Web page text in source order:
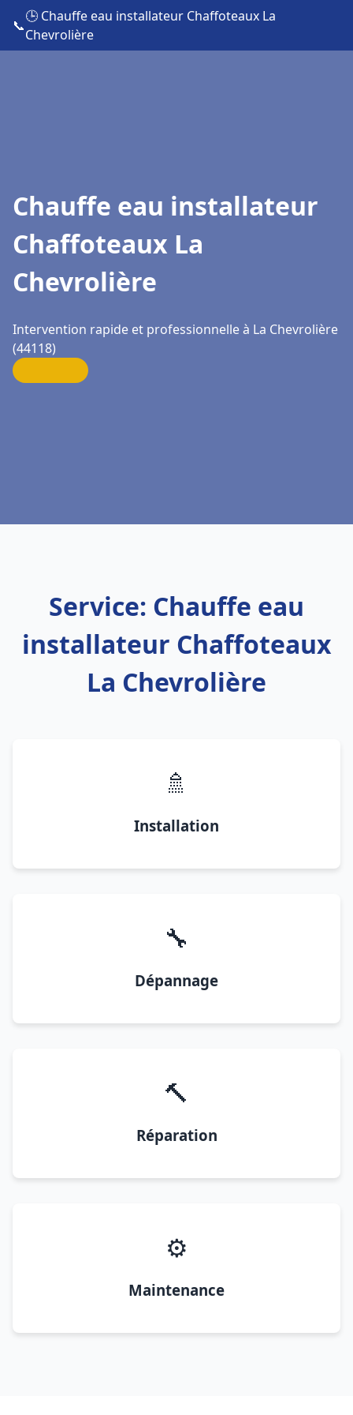
📞
🕒 Chauffe eau installateur Chaffoteaux La
Chevrolière
Chauffe eau installateur
Chaffoteaux La
Chevrolière
Intervention rapide et professionnelle à La Chevrolière
(44118)
Service: Chauffe eau
installateur Chaffoteaux
La Chevrolière
🚿
Installation
🔧
Dépannage
🔨
Réparation
⚙️
Maintenance